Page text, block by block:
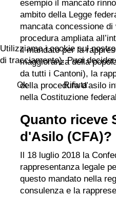
esempio il mancato
ambito della Legge
mancata concessione
procedura ampliata
il mandato per la
maggioranza della
da tutti i Cantoni), la
della procedura d’asilo
nella Costituzione
Quanto riceve
d'Asilo (CFA)?
Il 18 luglio 2018 la
rappresentanza legale
questo mandato nella
consulenza e la
Utilizziamo i cookie sul
di tracciamento). Puoi
Ok Rifiuta